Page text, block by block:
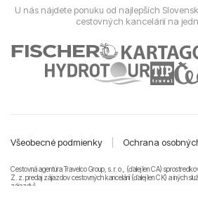
U nás nájdete ponuku od najlepších
cestovných kancelárií na
Všeobecné podmienky Ochrana
Cestovná agentúra Travelco Group, s. r. o., (ďalej len CA)
Z. z. predaj zájazdov cestovných kancelárii (ďalej len CK) a iných
zájazdy).